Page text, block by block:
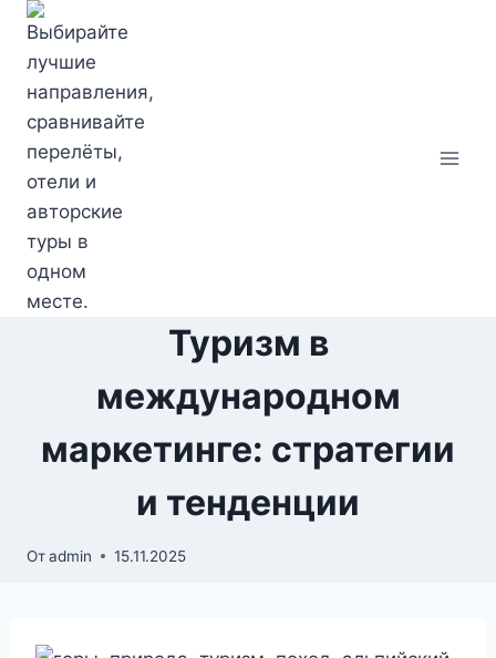
Перейти
содержимому
Туризм в
международном
маркетинге: стратегии
и тенденции
Отadmin 15.11.2025